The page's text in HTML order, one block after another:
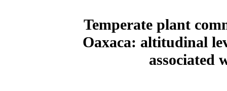
Temperate plant
Oaxaca: altitudinal
associated